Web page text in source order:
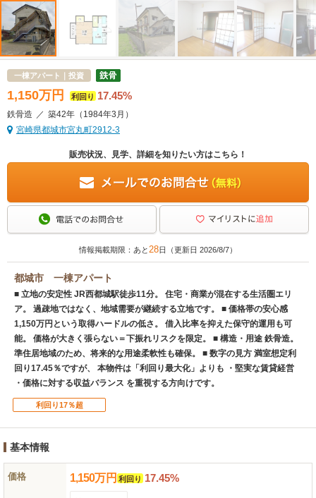
一棟アパート｜投資
1,150万 円 利回り 17.45%
鉄骨造 ／ 築42年 （1984年3月）
宮崎県都城市宮丸町2912-3
販売状況、見学、詳細を知りたい方はこちら！
情報掲載期限：あと28日（更新日 2026/8/7）
都城市 一棟アパート
■ 立地の安定性 JR西都城駅徒歩11分。 住宅・商業が混在する生活圏エリ
ア。 過疎地ではなく、地域需要が継続する立地です。 ■ 価格帯の安心感
1,150万円という取得ハードルの低さ。 借入比率を抑えた保守的運用も可
能。 価格が大きく張らない＝下振れリスクを限定。 ■ 構造・用途 鉄骨造。
準住居地域のため、将来的な用途柔軟性も確保。 ■ 数字の見方 満室想定利
回り17.45％ですが、 本物件は「利回り最大化」よりも ・堅実な賃貸経営
・価格に対する収益バランス を重視する方向けです。
利回り17％超
基本情報
価格 1,150万円 利回り 17.45%